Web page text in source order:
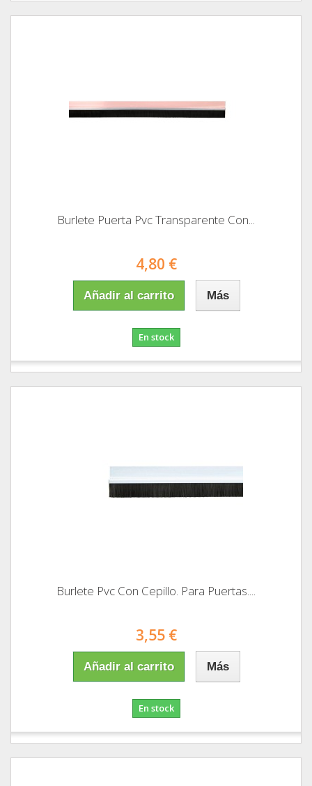
Burlete Puerta Pvc Transparente Con...
4,80 €
Añadir al carrito Más
En stock
Burlete Pvc Con Cepillo. Para Puertas....
3,55 €
Añadir al carrito Más
En stock